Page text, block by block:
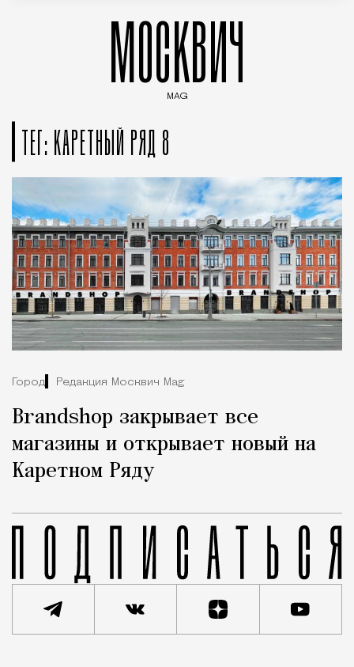
МОСКВИЧ
MAG
ТЕГ: КАРЕТНЫЙ РЯД 8
Город Редакция Москвич Mag
Brandshop закрывает все
магазины и открывает новый на
Каретном Ряду